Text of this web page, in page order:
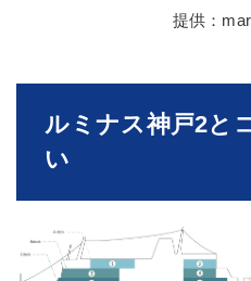
提供：
ルミナス神戸2と
い